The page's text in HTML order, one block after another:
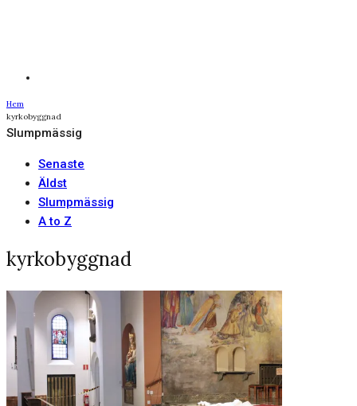
Hem
kyrkobyggnad
Slumpmässig
Senaste
Äldst
Slumpmässig
A to Z
kyrkobyggnad